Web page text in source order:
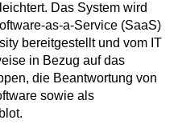
Das System wird
as-a-Service (SaaS)
bereitgestellt und vom IT
in Bezug auf das
die Beantwortung von
sowie als